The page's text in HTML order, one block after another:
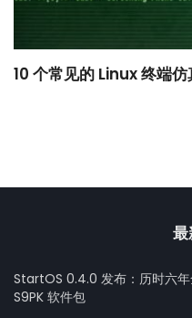
10 个常见的 Linux 终端仿
StartOS 0.4.0 发布：历时六
S9PK 软件包